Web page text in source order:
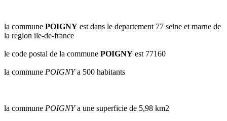
communes
val
oise
val
communes
la commune POIGNY est dans le departement 77 seine et marne de
la region ile-de-france
le code postal de la commune POIGNY est 77160
la commune POIGNYa 500 habitants
la commune POIGNYa une superficie de 5,98 km2